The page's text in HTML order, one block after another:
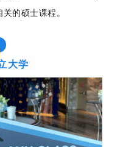
的硕士课程。
大学